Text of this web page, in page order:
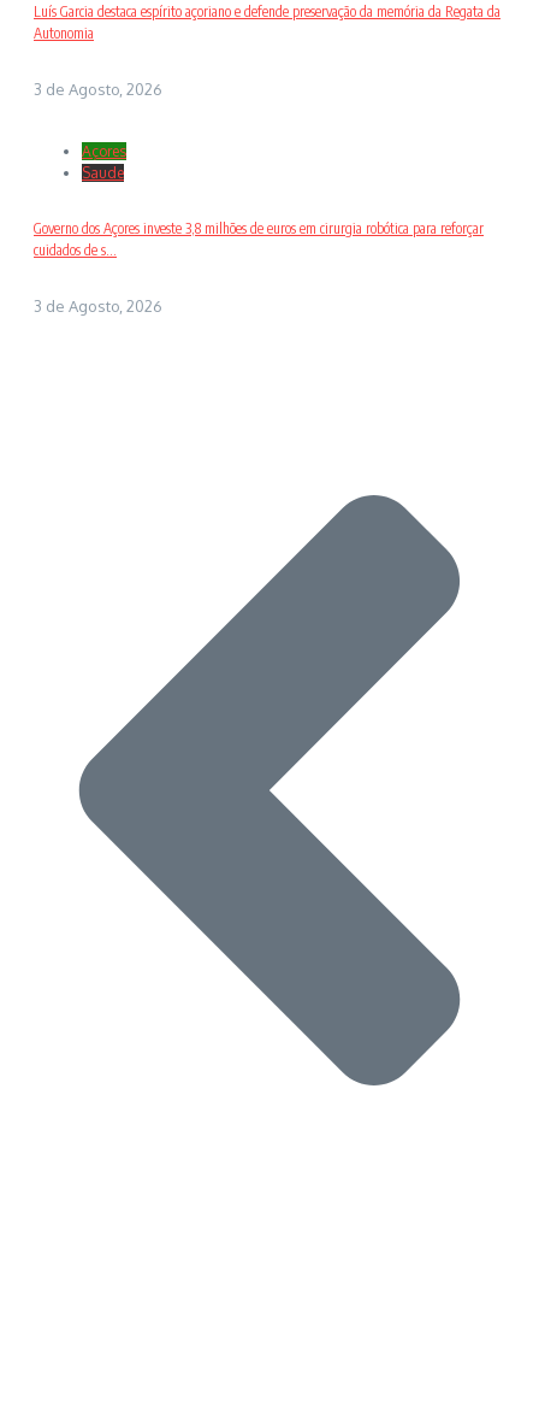
Luís Garcia destaca espírito açoriano e defende preservação da memória da Regata da
Autonomia
3 de Agosto, 2026
Açores
Saude
Governo dos Açores investe 3,8 milhões de euros em cirurgia robótica para reforçar
cuidados de s...
3 de Agosto, 2026